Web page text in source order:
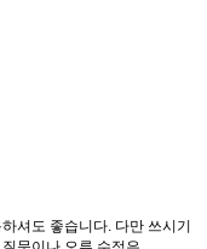
셔도 좋습니다. 다만 쓰시기